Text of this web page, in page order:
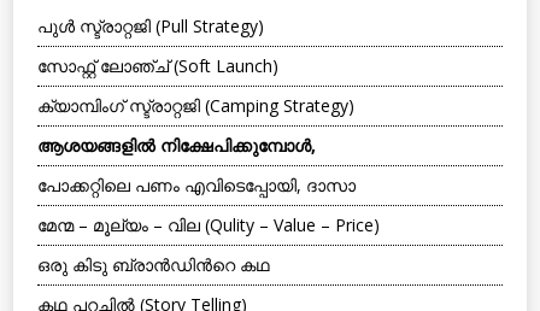
പുള്‍ സ്ട്രാറ്റജി (Pull Strategy)
സോഫ്റ്റ്‌ ലോഞ്ച് (Soft Launch)
ക്യാമ്പിംഗ് സ്ട്രാറ്റജി (Camping Strategy)
ആശയങ്ങളില്‍ നിക്ഷേപിക്കുമ്പോള്‍,
പോക്കറ്റിലെ പണം എവിടെപ്പോയി, ദാസാ
മേന്മ – മൂല്യം – വില (Qulity – Value – Price)
ഒരു കിടു ബ്രാന്‍ഡിന്‍റെ കഥ
കഥ പറച്ചില്‍ (Story Telling)